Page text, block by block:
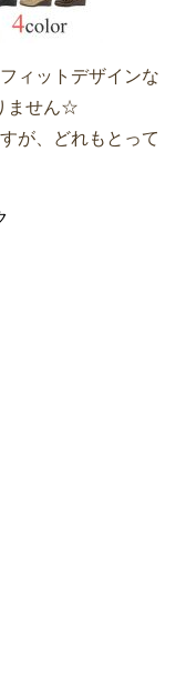
ィットデザインな
ません☆
が、どれもとって